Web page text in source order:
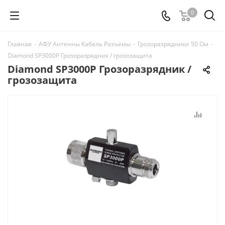
0
Главная - АФУ Антенны Кабель Разъемы - Грозоразрядники 50 Ом -
Diamond SP3000P Грозоразрядник / грозозащита
Diamond SP3000P Грозоразрядник /
грозозащита